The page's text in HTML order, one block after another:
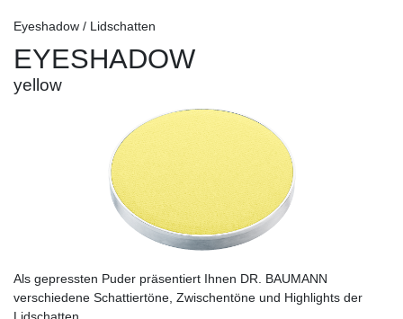
Eyeshadow / Lidschatten
EYESHADOW
yellow
Als gepressten Puder präsentiert Ihnen DR. BAUMANN
verschiedene Schattiertöne, Zwischentöne und Highlights der
Lidschatten.